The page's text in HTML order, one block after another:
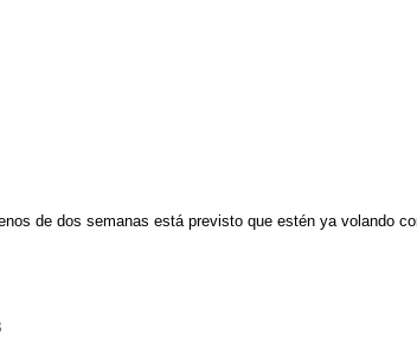
de dos semanas está previsto que estén ya volando